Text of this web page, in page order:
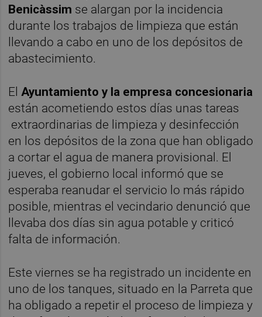
Benicàssim se alargan por la incidencia
durante los trabajos de limpieza que están
llevando a cabo en uno de los depósitos de
abastecimiento.
El Ayuntamiento y la empresa concesionaria
están acometiendo estos días unas tareas
extraordinarias de limpieza y desinfección
en los depósitos de la zona que han obligado
a cortar el agua de manera provisional. El
jueves, el gobierno local informó que se
esperaba reanudar el servicio lo más rápido
posible, mientras el vecindario denunció que
llevaba dos días sin agua potable y criticó
falta de información.
Este viernes se ha registrado un incidente en
uno de los tanques, situado en la Parreta que
ha obligado a repetir el proceso de limpieza y